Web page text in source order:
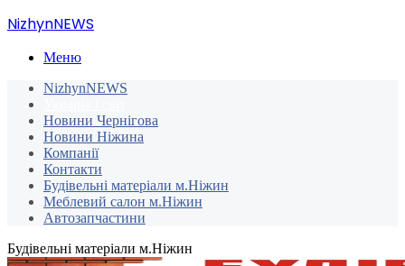
NizhynNEWS
Меню
NizhynNEWS
Новини Чернігова
Новини Ніжина
Компанії
Контакти
Будівельні матеріали м.Ніжин
Меблевий салон м.Ніжин
Автозапчастини
Будівельні матеріали м.Ніжин